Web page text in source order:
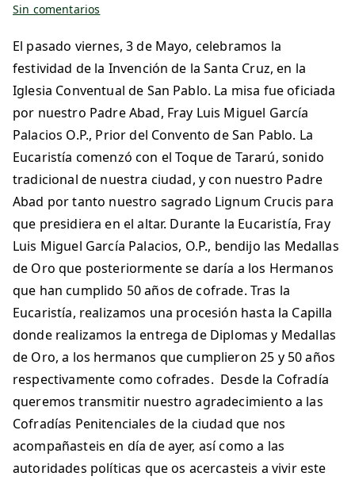
Sin comentarios
El pasado viernes, 3 de Mayo, celebramos la
festividad de la Invención de la Santa Cruz, en la
Iglesia Conventual de San Pablo. La misa fue oficiada
por nuestro Padre Abad, Fray Luis Miguel García
Palacios O.P., Prior del Convento de San Pablo. La
Eucaristía comenzó con el Toque de Tararú, sonido
tradicional de nuestra ciudad, y con nuestro Padre
Abad por tanto nuestro sagrado Lignum Crucis para
que presidiera en el altar. Durante la Eucaristía, Fray
Luis Miguel García Palacios, O.P., bendijo las Medallas
de Oro que posteriormente se daría a los Hermanos
que han cumplido 50 años de cofrade. Tras la
Eucaristía, realizamos una procesión hasta la Capilla
donde realizamos la entrega de Diplomas y Medallas
de Oro, a los hermanos que cumplieron 25 y 50 años
respectivamente como cofrades. Desde la Cofradía
queremos transmitir nuestro agradecimiento a las
Cofradías Penitenciales de la ciudad que nos
acompañasteis en día de ayer, así como a las
autoridades políticas que os acercasteis a vivir este